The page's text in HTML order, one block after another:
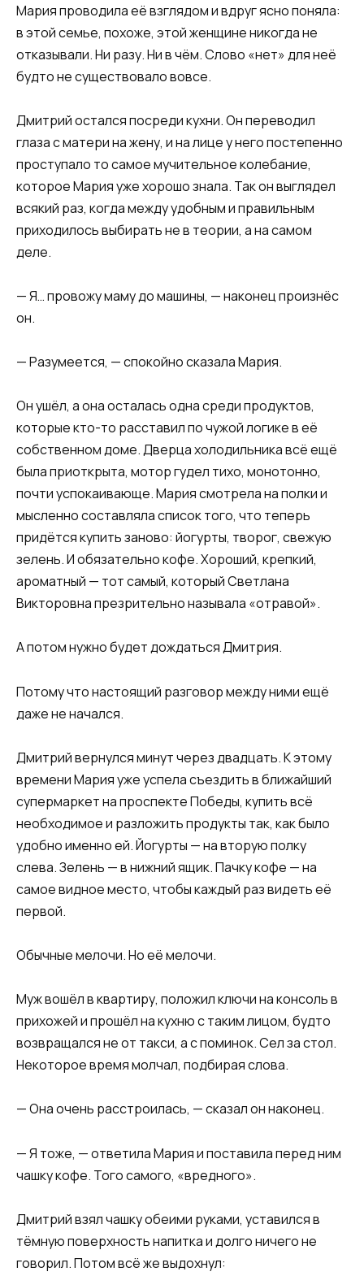
Мария проводила её взглядом и вдруг ясно поняла:
в этой семье, похоже, этой женщине никогда не
отказывали. Ни разу. Ни в чём. Слово «нет» для неё
будто не существовало вовсе.
Дмитрий остался посреди кухни. Он переводил
глаза с матери на жену, и на лице у него постепенно
проступало то самое мучительное колебание,
которое Мария уже хорошо знала. Так он выглядел
всякий раз, когда между удобным и правильным
приходилось выбирать не в теории, а на самом
деле.
— Я… провожу маму до машины, — наконец произнёс
он.
— Разумеется, — спокойно сказала Мария.
Он ушёл, а она осталась одна среди продуктов,
которые кто-то расставил по чужой логике в её
собственном доме. Дверца холодильника всё ещё
была приоткрыта, мотор гудел тихо, монотонно,
почти успокаивающе. Мария смотрела на полки и
мысленно составляла список того, что теперь
придётся купить заново: йогурты, творог, свежую
зелень. И обязательно кофе. Хороший, крепкий,
ароматный — тот самый, который Светлана
Викторовна презрительно называла «отравой».
А потом нужно будет дождаться Дмитрия.
Потому что настоящий разговор между ними ещё
даже не начался.
Дмитрий вернулся минут через двадцать. К этому
времени Мария уже успела съездить в ближайший
супермаркет на проспекте Победы, купить всё
необходимое и разложить продукты так, как было
удобно именно ей. Йогурты — на вторую полку
слева. Зелень — в нижний ящик. Пачку кофе — на
самое видное место, чтобы каждый раз видеть её
первой.
Обычные мелочи. Но её мелочи.
Муж вошёл в квартиру, положил ключи на консоль в
прихожей и прошёл на кухню с таким лицом, будто
возвращался не от такси, а с поминок. Сел за стол.
Некоторое время молчал, подбирая слова.
— Она очень расстроилась, — сказал он наконец.
— Я тоже, — ответила Мария и поставила перед ним
чашку кофе. Того самого, «вредного».
Дмитрий взял чашку обеими руками, уставился в
тёмную поверхность напитка и долго ничего не
говорил. Потом всё же выдохнул: